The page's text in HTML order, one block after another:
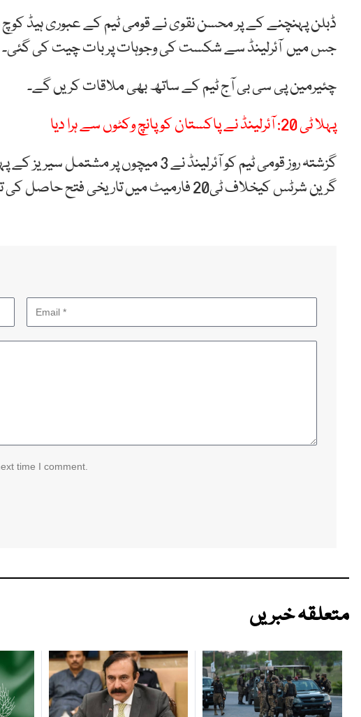
ڈبلن پہنچنے کے پر محسن نقوی نے قومی ٹیم کے عبوری ہیڈ
جس میں آئرلینڈ سے شکست کی وجوہات پر بات چیت کی گئی۔
چئیرمین پی سی بی آج ٹیم کے ساتھ بھی ملاقات کریں گے۔
پہلا ٹی 20: آئرلینڈ نے پاکستان کو پانچ وکٹوں سے ہرا دیا
گرین شرٹس کیخلاف ٹی20 فارمیٹ میں تاریخی فتح حاصل کی تھی۔
time I comment.
متعلقہ خبریں